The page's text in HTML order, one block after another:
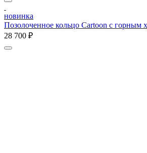
новинка
Позолоченное кольцо Cartoon c горным
28 700 ₽